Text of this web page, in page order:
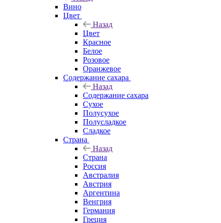
Вино
Цвет
Назад
Цвет
Красное
Белое
Розовое
Оранжевое
Содержание сахара
Назад
Содержание сахара
Сухое
Полусухое
Полусладкое
Сладкое
Страна
Назад
Страна
Россия
Австралия
Австрия
Аргентина
Венгрия
Германия
Греция